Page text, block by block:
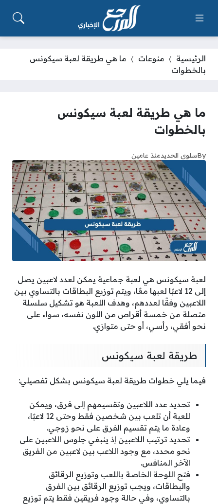
الرئيسية منوعات
ما هي طريقة لعبة سيكونس
بالخطوات
ما هي طريقة لعبة سيكونس
بالخطوات
Byسلوى الحديدمنذ عامين
لعبة سيكونس هي لعبة جماعية يمكن لعدد لاعبين يصل
إلى 12 لاعبًا لعبها معًا، ويتم توزيع البطاقات بالتساوي بين
اللاعبين وفقًا لعددهم، وهدف اللعبة هو تشكيل سلسلة
متصلة من خمسة أقراص من اللون نفسه، سواء على
نحو أفقي، رأسي، أو حتى متوازي.
طريقة لعبة سيكونس
فيما يلي خطوات طريقة لعبة سيكونس بشكل تفصيلي:
تحديد عدد اللاعبين وتقسيمهم إلى فرق، ويمكن
للعبة أن تلعب بين شخصين فقط وحتى 12 لاعبًا،
وعادة ما يتم تقسيم الفرق على نحو زوجي.
تحديد ترتيب اللاعبين إذ ينبغي جلوس اللاعبين على
نحو محدد، مع وجود اللاعب بين لاعبين من الفريق
الآخر المنافس.
فتح اللوحة الخاصة باللعب وتوزيع الرقائق
والبطاقات، ويجب توزيع الرقائق بين الفرق
بالتساوي، وفي حالة وجود فريقين فقط يتم توزيع